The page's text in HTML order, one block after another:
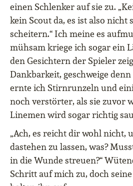
einen Schlenker auf sie zu.
kein Scout da, es ist also nicht
scheitern.“ Ich meine es
mühsam kriege ich sogar ein
den Gesichtern der Spieler
Dankbarkeit, geschweige
ernte ich Stirnrunzeln und
noch verstörter, als sie zuvor
Linemen wird sogar richtig
„Ach, es reicht dir wohl nicht,
dastehen zu lassen, was?
in die Wunde streuen?“
Schritt auf mich zu, doch